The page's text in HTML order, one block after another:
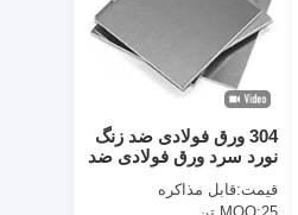
304 ورق فولادی ضد زنگ
نورد سرد ورق فولادی ضد
دکوراسیون ساختمان
قیمت:قابل مذاکره